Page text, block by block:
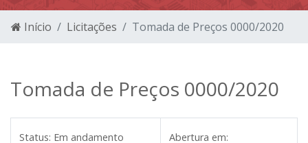
Início Licitações Tomada de Preços 0000/2020
Tomada de Preços 0000/2020
Status: Em andamento Abertura em: